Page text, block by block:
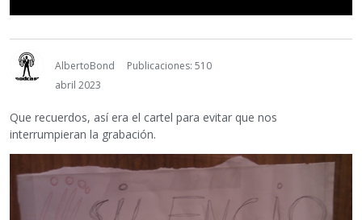
AlbertoBond
Publicaciones: 510
abril 2023
Que recuerdos, así era el cartel para evitar que nos
interrumpieran la grabación.